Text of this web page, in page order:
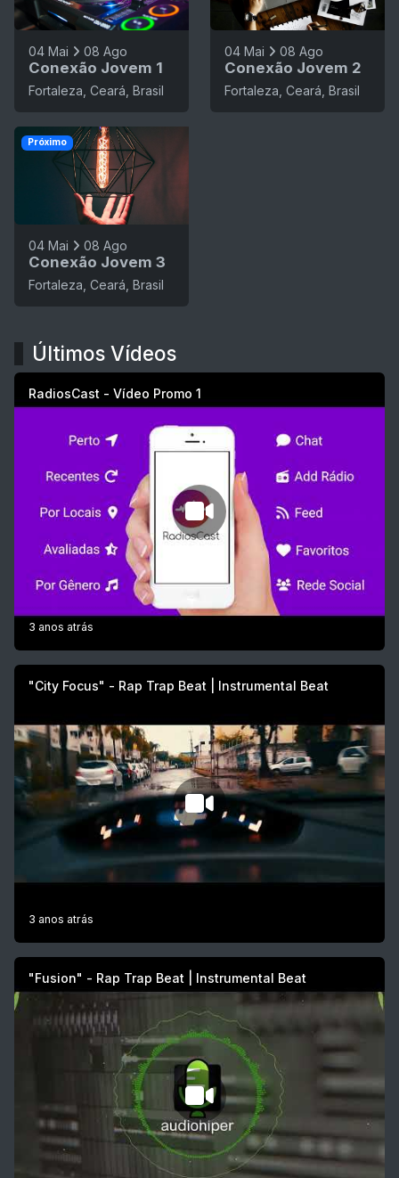
04 Mai 08 Ago
Conexão Jovem 1
Fortaleza, Ceará, Brasil
04 Mai 08 Ago
Conexão Jovem 2
Fortaleza, Ceará, Brasil
04 Mai 08 Ago
Conexão Jovem 3
Fortaleza, Ceará, Brasil
Próximo
Últimos Vídeos
RadiosCast - Vídeo Promo 1
3 anos atrás
"City Focus" - Rap Trap Beat | Instrumental Beat
3 anos atrás
"Fusion" - Rap Trap Beat | Instrumental Beat